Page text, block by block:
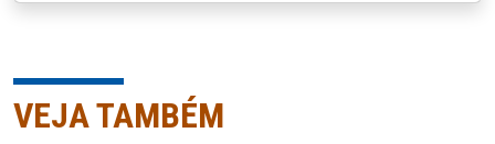
VEJA TAMBÉM